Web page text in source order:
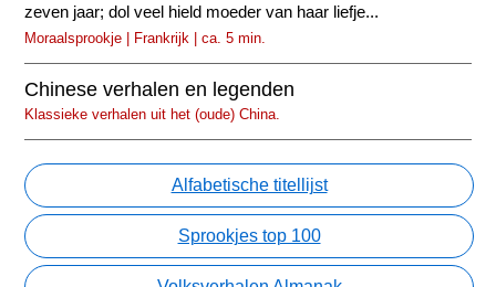
zeven jaar; dol veel hield moeder van haar liefje...
Moraalsprookje | Frankrijk | ca. 5 min.
Chinese verhalen en legenden
Klassieke verhalen uit het (oude) China.
Alfabetische titellijst
Sprookjes top 100